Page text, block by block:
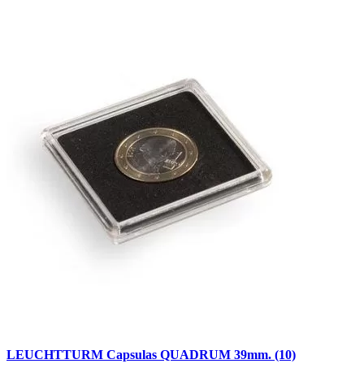
LEUCHTTURM Capsulas QUADRUM 39mm. (10)